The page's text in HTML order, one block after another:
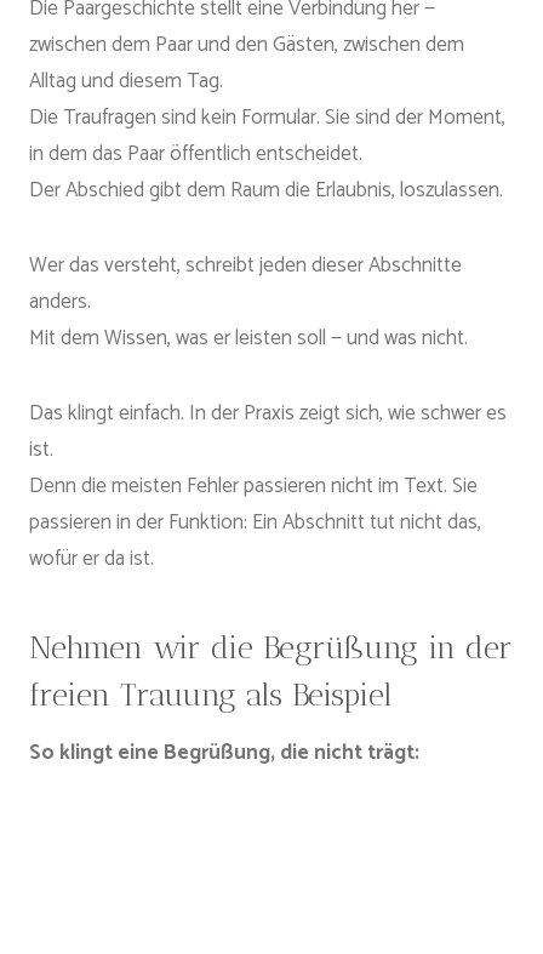
Die Paargeschichte stellt eine Verbindung her —
zwischen dem Paar und den Gästen, zwischen dem
Alltag und diesem Tag.
Die Traufragen sind kein Formular. Sie sind der Moment,
in dem das Paar öffentlich entscheidet.
Der Abschied gibt dem Raum die Erlaubnis, loszulassen.
Wer das versteht, schreibt jeden dieser Abschnitte
anders.
Mit dem Wissen, was er leisten soll — und was nicht.
Das klingt einfach. In der Praxis zeigt sich, wie schwer es
ist.
Denn die meisten Fehler passieren nicht im Text. Sie
passieren in der Funktion: Ein Abschnitt tut nicht das,
wofür er da ist.
Nehmen wir die Begrüßung in der
freien Trauung als Beispiel
So klingt eine Begrüßung, die nicht trägt: